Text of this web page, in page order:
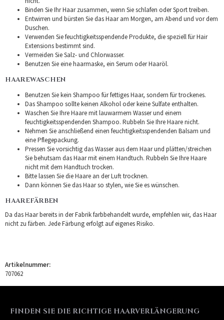
Binden Sie Ihr Haar zusammen, wenn Sie schlafen oder Sport treiben.
Entwirren und bürsten Sie das Haar am Morgen, am Abend und vor dem
Duschen.
Verwenden Sie feuchtigkeitsspendende Produkte, die speziell für Hair
Extensions bestimmt sind.
Vermeiden Sie Salz- und Chlorwasser.
Benutzen Sie eine haarmaske, ein Serum oder Haaröl.
HAAREWASCHEN
Benutzen Sie kein Shampoo für fettiges Haar, sondern für trockenes.
Das Shampoo sollte keinen Alkohol oder keine Sulfate enthalten.
Waschen Sie Ihre Haare mit lauwarmem Wasser und einem
feuchtigkeitsspendenden Shampoo. Rubbeln Sie Ihre Haare nicht.
Nehmen Sie anschließend einen feuchtigkeitsspendenden Balsam und
eine Pflegepackung.
Pressen Sie vorsichtig das Wasser aus dem Haar und plätten/streichen
Sie behutsam das Haar mit einem Handtuch. Rubbeln Sie Ihre Haare
nicht mit dem Handtuch trocken.
Bitte lassen Sie die Haare an der Luft trocknen.
Dann können Sie das Haar so stylen, wie Sie es wünschen.
HAAREFÄRBEN
Da das Haar bereits in der Fabrik farbbehandelt wurde, empfehlen wir, das Haar
nicht zu färben. Jede Färbung erfolgt auf eigenes Risiko.
Artikelnummer:
707062
FINDEN SIE DIE RICHTIGE HAARVERLÄNGERUNG